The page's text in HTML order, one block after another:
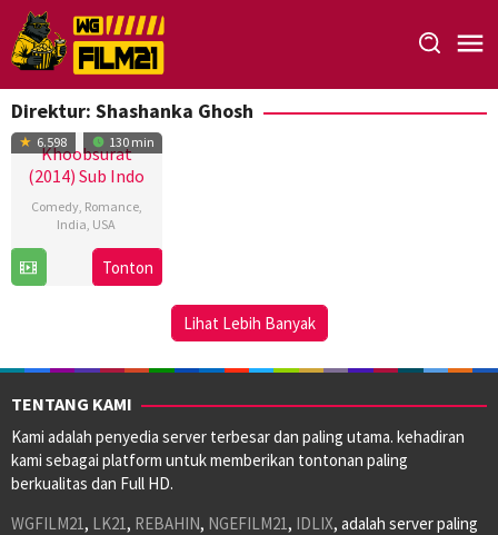
Loncat
ke
konten
Direktur: Shashanka Ghosh
6.598 130 min
Khoobsurat
(2014) Sub Indo
Comedy, Romance,
India, USA
Sep
Shashanka
Ghosh
Tonton
Lihat Lebih Banyak
TENTANG KAMI
Kami adalah penyedia server terbesar dan paling utama. kehadiran
kami sebagai platform untuk memberikan tontonan paling
berkualitas dan Full HD.
WGFILM21, LK21, REBAHIN, NGEFILM21, IDLIX, adalah server paling